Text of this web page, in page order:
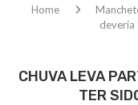
Home
deveria
CHUVA LEVA
TER